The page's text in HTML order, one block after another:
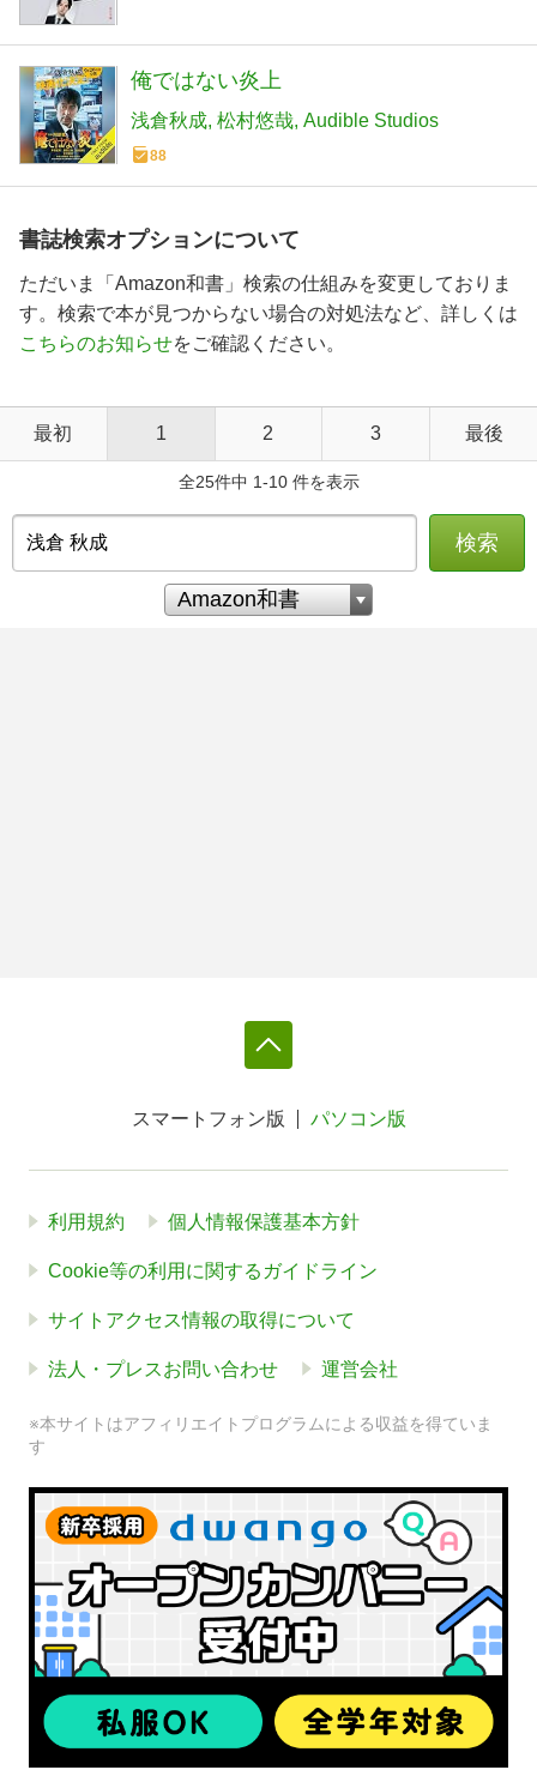
俺ではない炎上
浅倉秋成 松村悠哉 Audible Studios
88
書誌検索オプションについて
ただいま「Amazon和書」検索の仕組みを変更しておりま
す。検索で本が見つからない場合の対処法など、詳しくは
こちらのお知らせをご確認ください。
最初 1 2 3 最後
全25件中 1-10 件を表示
検索
スマートフォン版 パソコン版
利用規約 個人情報保護基本方針
Cookie等の利用に関するガイドライン
サイトアクセス情報の取得について
法人・プレスお問い合わせ 運営会社
※本サイトはアフィリエイトプログラムによる収益を得ていま
す